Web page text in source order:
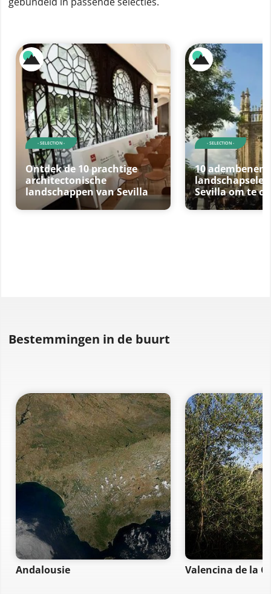
- SELECTION -
Ontdek de 10 prachtige
architectonische
landschappen van Sevilla
- SELECTION -
10
Sevilla om te
Bestemmingen in de buurt
Andalousie Valencina de la